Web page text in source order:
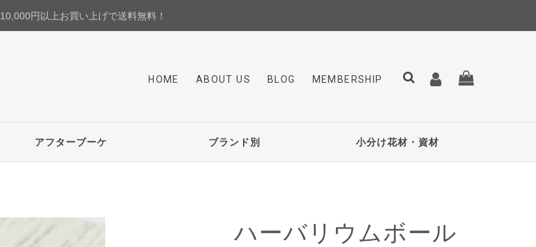
10,000円以上お買い上げで送料無料！
HOME ABOUT US BLOG MEMBERSHIP
アフターブーケ ブランド別 小分け花材・資材
ハーバリウムボール